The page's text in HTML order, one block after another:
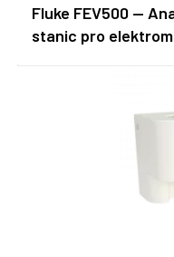
Fluke FEV500 --
stanic pro